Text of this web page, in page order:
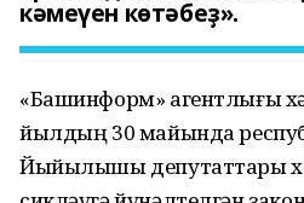
кәмеүен көтәбеҙ».
«Башинформ» агентлығы
йылдың 30 майында
Йыйылышы депутаттары